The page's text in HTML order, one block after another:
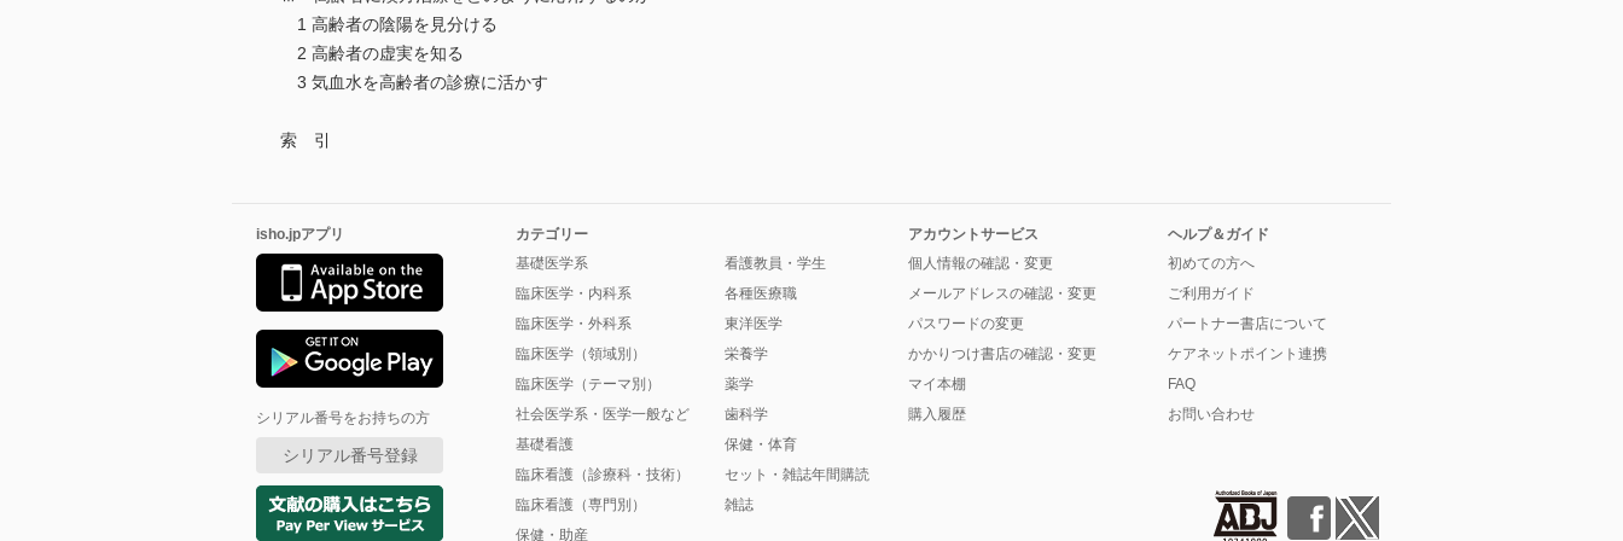
1 高齢者の陰陽を見分ける
2 高齢者の虚実を知る
3 気血水を高齢者の診療に活かす
索 引
isho.jpアプリ
シリアル番号をお持ちの方
シリアル番号登録
カテゴリー
基礎医学系
臨床医学・内科系
臨床医学・外科系
臨床医学（領域別）
臨床医学（テーマ別）
社会医学系・医学一般など
基礎看護
臨床看護（診療科・技術）
臨床看護（専門別）
保健・助産
看護教員・学生
各種医療職
東洋医学
栄養学
薬学
歯科学
保健・体育
セット・雑誌年間購読
雑誌
アカウントサービス
個人情報の確認・変更
メールアドレスの確認・変更
パスワードの変更
かかりつけ書店の確認・変更
マイ本棚
購入履歴
ヘルプ＆ガイド
初めての方へ
ご利用ガイド
パートナー書店について
ケアネットポイント連携
FAQ
お問い合わせ